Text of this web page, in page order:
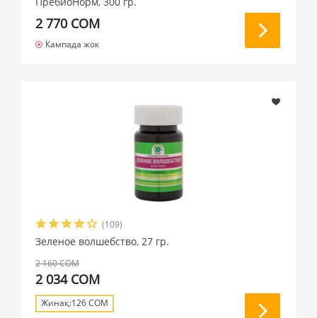
2 770 СОМ
Кампада жок
(109)
Зеленое волшебство, 27 гр.
2 160 СОМ
2 034 СОМ
Жинақ:126 СОМ